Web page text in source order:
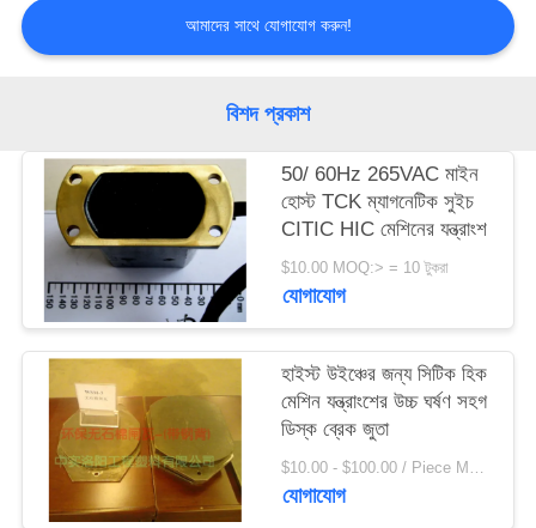
খবর
জন্য
আবেদন
সাইট
ম্যাপ
PRIVACY
POLICY
আমাদের সাথে যোগাযোগ করুন!
বিশদ প্রকাশ
50/ 60Hz 265VAC মাইন
হোস্ট TCK ম্যাগনেটিক সুইচ
CITIC HIC মেশিনের যন্ত্রাংশ
$10.00 MOQ:> = 10 টুকরা
যোগাযোগ
হাইস্ট উইঞ্চের জন্য সিটিক হিক
মেশিন যন্ত্রাংশের উচ্চ ঘর্ষণ সহগ
ডিস্ক ব্রেক জুতা
$10.00 - $100.00 / Piece MOQ:1 টুকরা / টুকরা
যোগাযোগ